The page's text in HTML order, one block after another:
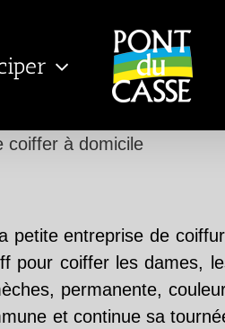
coiffer à domicile
petite entreprise de
pour coiffer les dames,
permanente,
et continue sa